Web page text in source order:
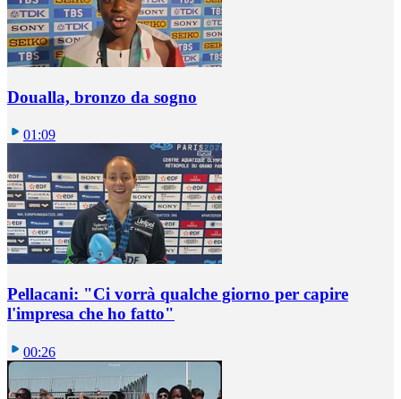
Doualla, bronzo da sogno
01:09
Pellacani: "Ci vorrà qualche giorno per capire
l'impresa che ho fatto"
00:26